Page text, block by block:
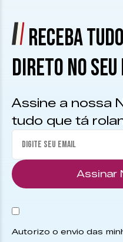
RECEBA
DIRETO NO
Assine a nossa
tudo que tá
Assinar
Autorizo o envio das